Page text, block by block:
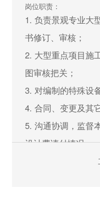
先；
岗位职责：
1. 负责景观专业大
书修订、审核；
2. 大型重点项目施
图审核把关；
3. 对编制的特殊设
4. 合同、变更及其
5. 沟通协调，监督
设计费请付情况；
6. 监督、指导、协
7. 负责安排、落实